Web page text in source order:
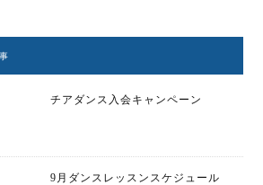
チアダンス入会キャンペーン
9月ダンスレッスンスケジュール